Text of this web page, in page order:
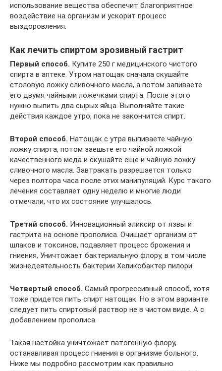
использование вещества обеспечит благоприятное
воздействие на организм и ускорит процесс
выздоровления.
Как лечить спиртом эрозивный гастрит
Первый способ. Купите 250 г медицинского чистого
спирта в аптеке. Утром натощак сначала скушайте
столовую ложку сливочного масла, а потом запиваете
его двумя чайными ложечками спирта. После этого
нужно выпить два сырых яйца. Выполняйте такие
действия каждое утро, пока не закончится спирт.
Второй способ. Натощак с утра выпиваете чайную
ложку спирта, потом заешьте его чайной ложкой
качественного меда и скушайте еще и чайную ложку
сливочного масла. Завтракать разрешается только
через полтора часа после этих манипуляций. Курс такого
лечения составляет одну неделю и многие люди
отмечали, что их состояние улучшалось.
Третий способ. Инновационный эликсир от язвы и
гастрита на основе прополиса. Очищает организм от
шлаков и токсинов, подавляет процесс брожения и
гниения, Уничтожает бактериальную флору, в том числе
жизнедеятельность бактерии Хеликобактер пилори.
Четвертый способ. Самый прогрессивный способ, хотя
тоже придется пить спирт натощак. Но в этом варианте
следует пить спиртовый раствор не в чистом виде. А с
добавлением прополиса.
Такая настойка уничтожает патогенную флору,
останавливая процесс гниения в организме больного.
Ниже мы подробно рассмотрим как правильно